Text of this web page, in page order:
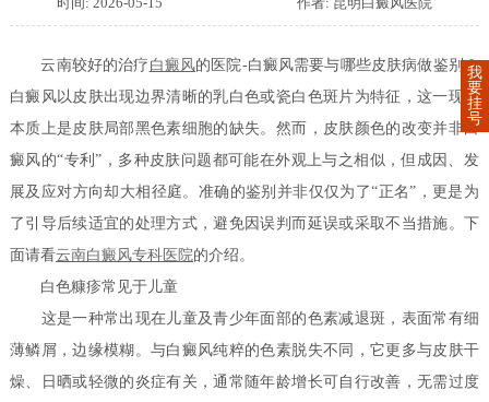
云南较好的治疗 白癜风的医院-白癜风需要与哪些皮肤病做鉴别？
白癜风以皮肤出现边界清晰的乳白色或瓷白色斑片为特征，这一现象
本质上是皮肤局部黑色素细胞的缺失。然而，皮肤颜色的改变并非白
癜风的“专利”，多种皮肤问题都可能在外观上与之相似，但成因、发
展及应对方向却大相径庭。准确的鉴别并非仅仅为了“正名”，更是为
了引导后续适宜的处理方式，避免因误判而延误或采取不当措施。下
面请看云南白癜风专科医院的介绍。
白色糠疹常见于儿童
这是一种常出现在儿童及青少年面部的色素减退斑，表面常有细
薄鳞屑，边缘模糊。与白癜风纯粹的色素脱失不同，它更多与皮肤干
燥、日晒或轻微的炎症有关，通常随年龄增长可自行改善，无需过度
我
要
挂
号